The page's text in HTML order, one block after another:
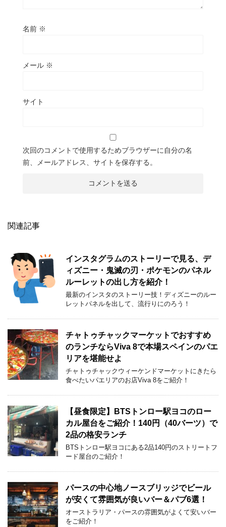
名前 ※
メール ※
サイト
次回のコメントで使用するためブラウザーに自分の名
前、メールアドレス、サイトを保存する。
関連記事
インスタグラムのストーリーで見る、デ
ィズニー・鬼滅の刃・ポケモンのパネル
ルーレットの出し方を紹介！
最新のインスタのストーリー技！ディズニーのルー
レットパネルを出して、流行りにのろう！
チャトゥチャックマーケットでおすすめ
のランチならViva 8で本場スペインのパエ
リアを堪能せよ
チャトゥチャックウィーケンドマーケットにきたら
食べたいパエリアのお店Viva 8をご紹介！
【昼食限定】BTSトンロー駅ヨコのロー
カル屋台をご紹介！140円（40バーツ）で
2品の格安ランチ
BTSトンロー駅ヨコにある2品140円のストリートフ
ード屋台のご紹介！
パースの中心地ノースブリッジでビール
が安くて雰囲気が良いバー＆パブ6選！
オーストラリア・パースの雰囲気がよくて安いバー
をご紹介！